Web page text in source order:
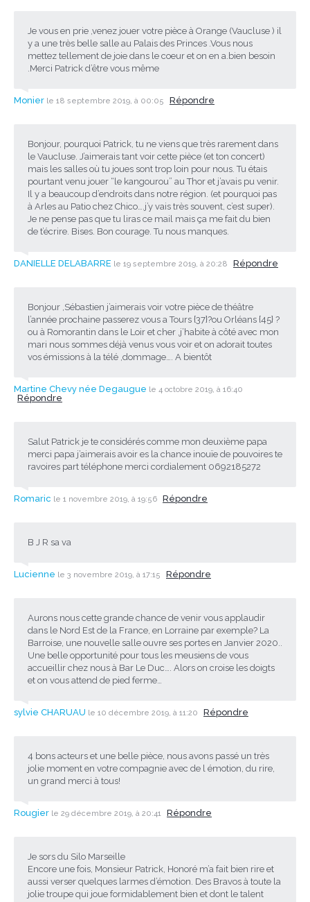
Je vous en prie ,venez jouer votre pièce à Orange (Vaucluse ) il
y a une très belle salle au Palais des Princes .Vous nous
mettez tellement de joie dans le coeur et on en a.bien besoin
.Merci Patrick d’être vous même
Monier le 18 septembre 2019, à 00:05 Répondre
Bonjour, pourquoi Patrick, tu ne viens que très rarement dans
le Vaucluse. J’aimerais tant voir cette pièce (et ton concert)
mais les salles où tu joues sont trop loin pour nous. Tu étais
pourtant venu jouer “le kangourou” au Thor et j’avais pu venir.
Il y a beaucoup d’endroits dans notre région. (et pourquoi pas
à Arles au Patio chez Chico….j’y vais très souvent, c’est super).
Je ne pense pas que tu liras ce mail mais ça me fait du bien
de t’écrire. Bises. Bon courage. Tu nous manques.
DANIELLE DELABARRE le 19 septembre 2019, à 20:28 Répondre
Bonjour ,Sébastien j’aimerais voir votre pièce de théâtre
l’année prochaine passerez vous a Tours {37}?ou Orléans {45} ?
ou à Romorantin dans le Loir et cher ,j’habite à côté avec mon
mari nous sommes déjà venus vous voir et on adorait toutes
vos émissions à la télé ,dommage…. A bientôt
Martine Chevy née Degaugue le 4 octobre 2019, à 16:40
Répondre
Salut Patrick je te considérés comme mon deuxième papa
merci papa j’aimerais avoir es la chance inouïe de pouvoires te
ravoires part téléphone merci cordialement 0692185272
Romaric le 1 novembre 2019, à 19:56 Répondre
B J R sa va
Lucienne le 3 novembre 2019, à 17:15 Répondre
Aurons nous cette grande chance de venir vous applaudir
dans le Nord Est de la France, en Lorraine par exemple? La
Barroise, une nouvelle salle ouvre ses portes en Janvier 2020..
Une belle opportunité pour tous les meusiens de vous
accueillir chez nous à Bar Le Duc…. Alors on croise les doigts
et on vous attend de pied ferme…
sylvie CHARUAU le 10 décembre 2019, à 11:20 Répondre
4 bons acteurs et une belle pièce, nous avons passé un très
jolie moment en votre compagnie avec de l émotion, du rire,
un grand merci à tous!
Rougier le 29 décembre 2019, à 20:41 Répondre
Je sors du Silo Marseille
Encore une fois, Monsieur Patrick, Honoré m’a fait bien rire et
aussi verser quelques larmes d’émotion. Des Bravos à toute la
jolie troupe qui joue formidablement bien et dont le talent